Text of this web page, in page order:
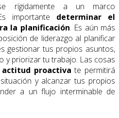
rígidamente a un marco
importante determinar el
la planificación. Es aún más
de liderazgo al planificar
gestionar tus propios asuntos,
y priorizar tu trabajo. Las cosas
actitud proactiva te permitirá
y alcanzar tus propios
a un flujo interminable de